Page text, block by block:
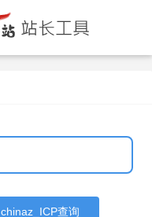
chinaz_ICP查询